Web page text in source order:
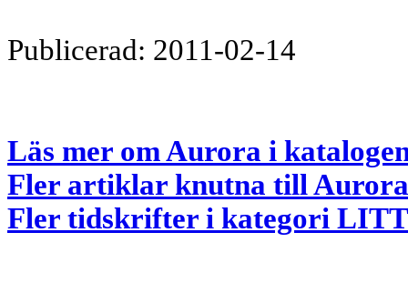
Publicerad: 2011-02-14
Läs mer om Aurora i
Fler artiklar knutna till Aurora
Fler tidskrifter i kategori